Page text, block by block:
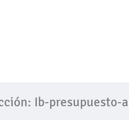
Ib-presupuesto-